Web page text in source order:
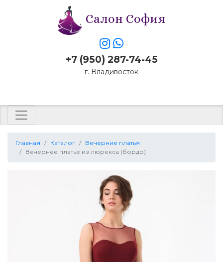
Салон София
+7 (950) 287-74-45
г. Владивосток
Главная Каталог
Вечерние платья
Вечернее платье из люрекса (бордо)